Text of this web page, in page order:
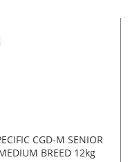
CGD-M SENIOR
BREED 12kg